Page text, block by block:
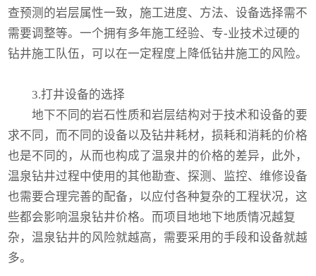
查预测的岩层属性一致，施工进度、方法、设备选择需不
需要调整等。一个拥有多年施工经验、专-业技术过硬的
钻井施工队伍，可以在一定程度上降低钻井施工的风险。
3.打井设备的选择
地下不同的岩石性质和岩层结构对于技术和设备的要
求不同，而不同的设备以及钻井耗材，损耗和消耗的价格
也是不同的，从而也构成了温泉井的价格的差异，此外，
温泉钻井过程中使用的其他勘查、探测、监控、维修设备
也需要合理完善的配备，以应付各种复杂的工程状况，这
些都会影响温泉钻井价格。而项目地地下地质情况越复
杂，温泉钻井的风险就越高，需要采用的手段和设备就越
多。